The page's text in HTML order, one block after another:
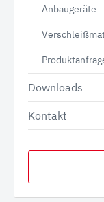
Anbaugeräte
Downloads
Kontakt